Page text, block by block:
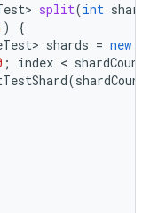
split(int
)
{
shards = new
; index <
(